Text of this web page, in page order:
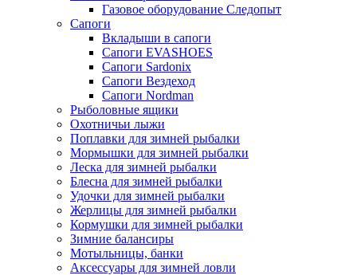
Газовое оборудование Следопыт
Сапоги
Вкладыши в сапоги
Сапоги EVASHOES
Сапоги Sardonix
Сапоги Вездеход
Сапоги Nordman
Рыболовные ящики
Охотничьи лыжи
Поплавки для зимней рыбалки
Мормышки для зимней рыбалки
Леска для зимней рыбалки
Блесна для зимней рыбалки
Удочки для зимней рыбалки
Жерлицы для зимней рыбалки
Кормушки для зимней рыбалки
Зимние балансиры
Мотыльницы, банки
Аксессуары для зимней ловли